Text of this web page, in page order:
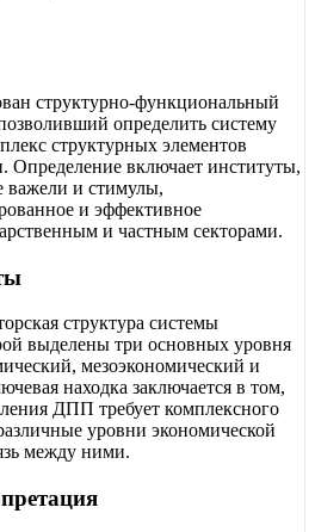
структурно-функциональный
определить систему
структурных элементов
Определение включает институты,
важели и стимулы,
и эффективное
и частным секторами.
структура системы
выделены три основных уровня
мезоэкономический и
находка заключается в том,
ДПП требует комплексного
уровни экономической
между ними.